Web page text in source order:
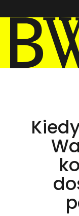
BWA Wrocław
Galerie Sztuki